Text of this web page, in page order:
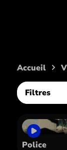
Accueil
Filtres
Police